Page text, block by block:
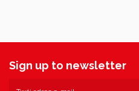
Sign up to newsletter